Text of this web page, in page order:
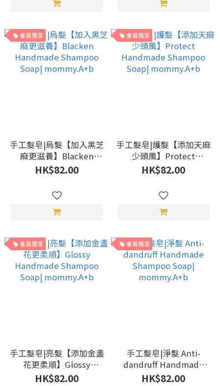
會員獨享
手工髮皂|烏髮【加入黑芝
麻更滋養】Blacken
Handmade Shampoo
Soap| mommy.A+b
HK$82.00
會員獨享
手工髮皂|護髮【添加天麻
少頭風】Protect
Handmade Shampoo
Soap| mommy.A+b
HK$82.00
會員獨享
手工髮皂|亮髮【添加金盞
花更柔順】Glossy
Handmade Shampoo
HK$82.00
會員獨享
手工髮皂|淨髮 Anti-
dandruff Handmade
Shampoo Soap|
HK$82.00